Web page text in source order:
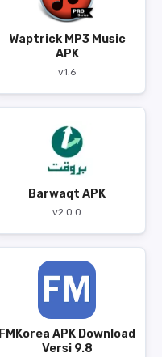
Waptrick MP3 Music
APK
v1.6
Barwaqt APK
v2.0.0
FMKorea APK Download
Versi 9.8